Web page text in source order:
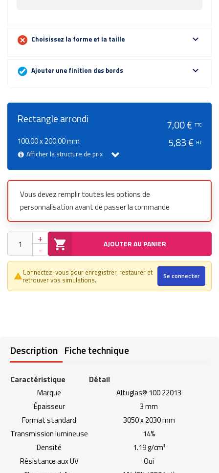
Choisissez la forme et la taille expand_more
Ajouter une finition des bords expand_more
Rectangle arrondi
100.00 x 200.00 mm
Afficher la structure de prix
7,00 € TTC
5,83 € HT
Vous devez remplir toutes les options de
personnalisation avant de passer la commande
+
-
AJOUTER AU PANIER
warning_amber
Connectez-vous pour enregistrer, restaurer et
retrouver vos simulations.
Se connecter
Description Fiche technique
Caractéristique Détail
Marque
Altuglas® 100 22013
Épaisseur
3 mm
Format standard
3050 x 2030 mm
Transmission lumineuse
14%
Densité
1.19 g/cm³
Résistance aux UV
Oui